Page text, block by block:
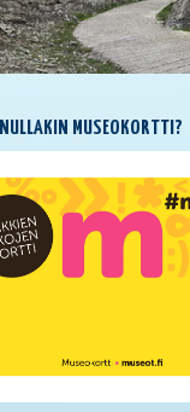
MUSEOKORTTI?